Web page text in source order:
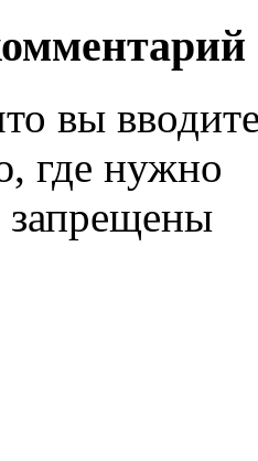
вы
где нужно